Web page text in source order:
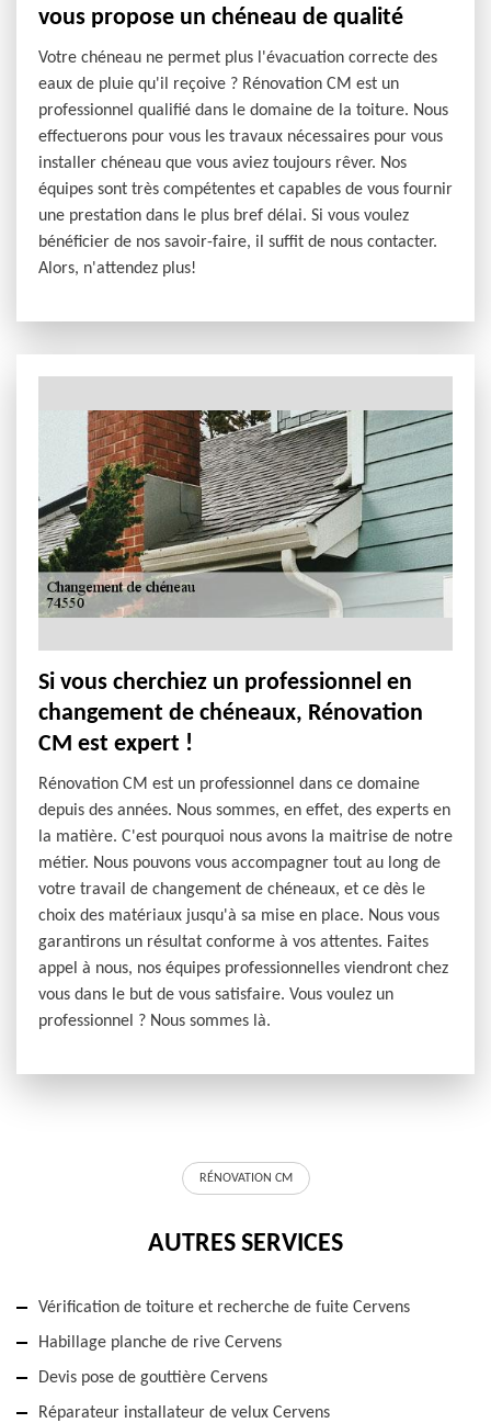
vous propose un chéneau de qualité
Votre chéneau ne permet plus l'évacuation correcte des
eaux de pluie qu'il reçoive ? Rénovation CM est un
professionnel qualifié dans le domaine de la toiture. Nous
effectuerons pour vous les travaux nécessaires pour vous
installer chéneau que vous aviez toujours rêver. Nos
équipes sont très compétentes et capables de vous fournir
une prestation dans le plus bref délai. Si vous voulez
bénéficier de nos savoir-faire, il suffit de nous contacter.
Alors, n'attendez plus!
Si vous cherchiez un professionnel en
changement de chéneaux, Rénovation
CM est expert !
Rénovation CM est un professionnel dans ce domaine
depuis des années. Nous sommes, en effet, des experts en
la matière. C'est pourquoi nous avons la maitrise de notre
métier. Nous pouvons vous accompagner tout au long de
votre travail de changement de chéneaux, et ce dès le
choix des matériaux jusqu'à sa mise en place. Nous vous
garantirons un résultat conforme à vos attentes. Faites
appel à nous, nos équipes professionnelles viendront chez
vous dans le but de vous satisfaire. Vous voulez un
professionnel ? Nous sommes là.
RÉNOVATION CM
AUTRES SERVICES
Vérification de toiture et recherche de fuite Cervens
Habillage planche de rive Cervens
Devis pose de gouttière Cervens
Réparateur installateur de velux Cervens